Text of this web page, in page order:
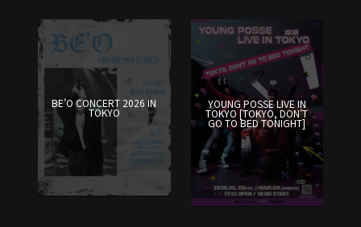
BE’O CONCERT 2026 IN
TOKYO
YOUNG POSSE LIVE IN
TOKYO [TOKYO, DON’T
GO TO BED TONIGHT]